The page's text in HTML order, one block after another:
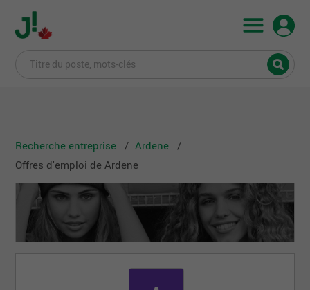
Recherche entreprise
Ardene
Offres d'emploi de Ardene